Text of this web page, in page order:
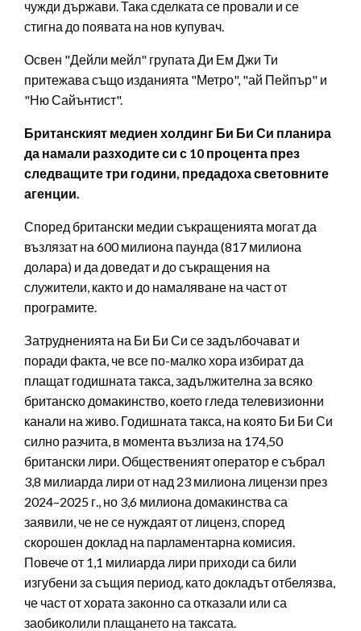
чужди държави. Така сделката се провали и се
стигна до появата на нов купувач.
Освен "Дейли мейл" групата Ди Ем Джи Ти
притежава също изданията "Метро", "ай Пейпър" и
"Ню Сайънтист".
Британският медиен холдинг Би Би Си планира
да намали разходите си с 10 процента през
следващите три години, предадоха световните
агенции.
Според британски медии съкращенията могат да
възлязат на 600 милиона паунда (817 милиона
долара) и да доведат и до съкращения на
служители, както и до намаляване на част от
програмите.
Затрудненията на Би Би Си се задълбочават и
поради факта, че все по-малко хора избират да
плащат годишната такса, задължителна за всяко
британско домакинство, което гледа телевизионни
канали на живо. Годишната такса, на която Би Би Си
силно разчита, в момента възлиза на 174,50
британски лири. Общественият оператор е събрал
3,8 милиарда лири от над 23 милиона лицензи през
2024–2025 г., но 3,6 милиона домакинства са
заявили, че не се нуждаят от лиценз, според
скорошен доклад на парламентарна комисия.
Повече от 1,1 милиарда лири приходи са били
изгубени за същия период, като докладът отбелязва,
че част от хората законно са отказали или са
заобиколили плащането на таксата.